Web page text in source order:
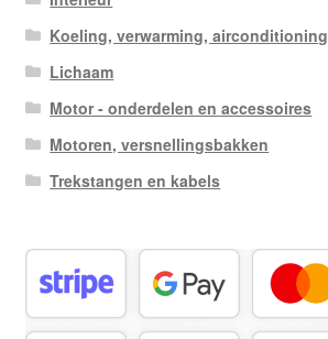
Koeling, verwarming, airconditioning
Lichaam
Motor - onderdelen en accessoires
Motoren, versnellingsbakken
Trekstangen en kabels